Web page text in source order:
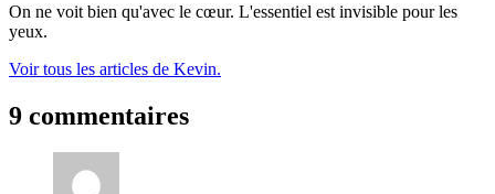
On ne voit bien qu'avec le cœur. L'essentiel est invisible pour les
yeux.
Voir tous les articles de Kevin.
9 commentaires